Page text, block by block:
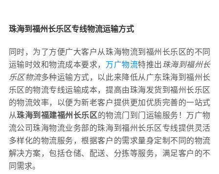
珠海到福州长乐区专线物流运输方式
同时，为了方便广大客户从珠海物流到福州长乐区的不同
运输时效和物流成本要求， 万广物流特推出珠海到福州长
乐区物流多种运输方式，以此来降低从广东珠海到福州长
乐区的物流专线运输成本，提高由珠海发货到福州长乐区
的物流效率，以便为新老客户提供更加优质完善的一站式
从珠海到福建福州长乐区的物流门到门运输服务！万广物
流公司珠海物流业务部的珠海到福州长乐区专线提供灵活
多样化的物流服务，根据客户的需求量身定制不同的物流
解决方案，包括仓储、配送、分拣等服务，满足客户的不
同需求。